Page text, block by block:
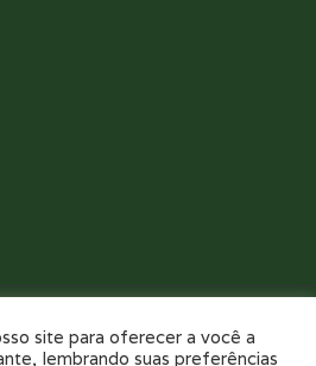
pela:
site para oferecer a você a
lembrando suas preferências